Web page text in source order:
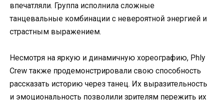
впечатляли. Группа исполнила сложные
танцевальные комбинации с невероятной энергией и
страстным выражением.
Несмотря на яркую и динамичную хореографию, Phly
Crew также продемонстрировали свою способность
рассказать историю через танец. Их выразительность
и эмоциональность позволили зрителям пережить их